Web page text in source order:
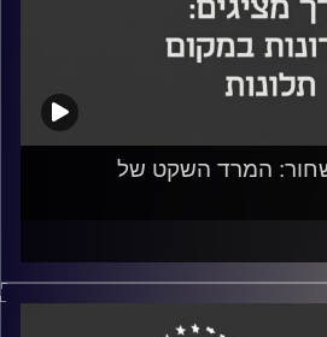
שחור: המרד השקט של
יוסי מערבי, דיקן בית ספר אדלסון